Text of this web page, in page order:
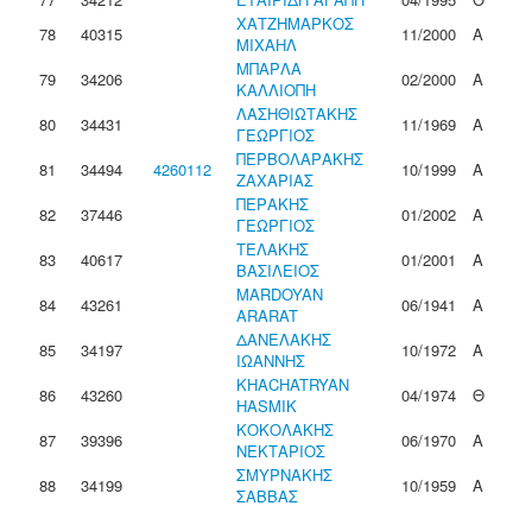
78
40315
ΧΑΤΖΗΜΑΡΚΟΣ
ΜΙΧΑΗΛ
11/2000
Α
79
34206
ΜΠΑΡΛΑ
ΚΑΛΛΙΟΠΗ
02/2000
Α
80
34431
ΛΑΣΗΘΙΩΤΑΚΗΣ
ΓΕΩΡΓΙΟΣ
11/1969
Α
81
34494 4260112
ΠΕΡΒΟΛΑΡΑΚΗΣ
ΖΑΧΑΡΙΑΣ
10/1999
Α
82
37446
ΠΕΡΑΚΗΣ
ΓΕΩΡΓΙΟΣ
01/2002
Α
83
40617
ΤΕΛΑΚΗΣ
ΒΑΣΙΛΕΙΟΣ
01/2001
Α
84
43261
MARDOYAN
ARARAT
06/1941
Α
85
34197
ΔΑΝΕΛΑΚΗΣ
ΙΩΑΝΝΗΣ
10/1972
Α
86
43260
KHACHATRYAN
HASMIK
04/1974
Θ
87
39396
ΚΟΚΟΛΑΚΗΣ
ΝΕΚΤΑΡΙΟΣ
06/1970
Α
88
34199
ΣΜΥΡΝΑΚΗΣ
ΣΑΒΒΑΣ
10/1959
Α